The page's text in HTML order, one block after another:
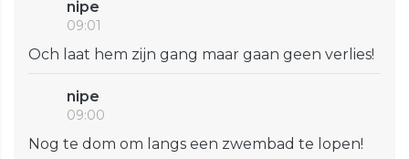
nipe
09:01
Och laat hem zijn gang maar gaan geen verlies!
nipe
09:00
Nog te dom om langs een zwembad te lopen!